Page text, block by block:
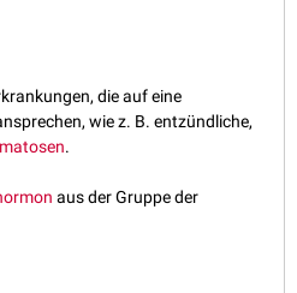
die auf eine
wie z. B. entzündliche,
.
aus der Gruppe der